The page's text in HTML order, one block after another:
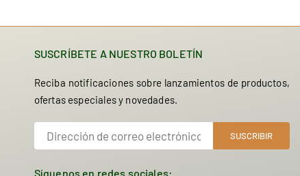
SUSCRÍBETE A NUESTRO BOLETÍN
Reciba notificaciones sobre lanzamientos de productos,
ofertas especiales y novedades.
SUSCRIBIR
Síguenos en redes sociales: